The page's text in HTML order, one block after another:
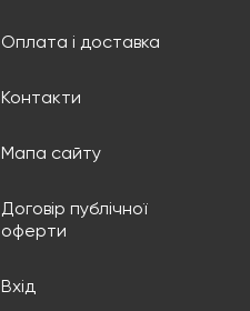
Оплата і доставка
Контакти
Мапа сайту
Договір публічної
оферти
Вхід